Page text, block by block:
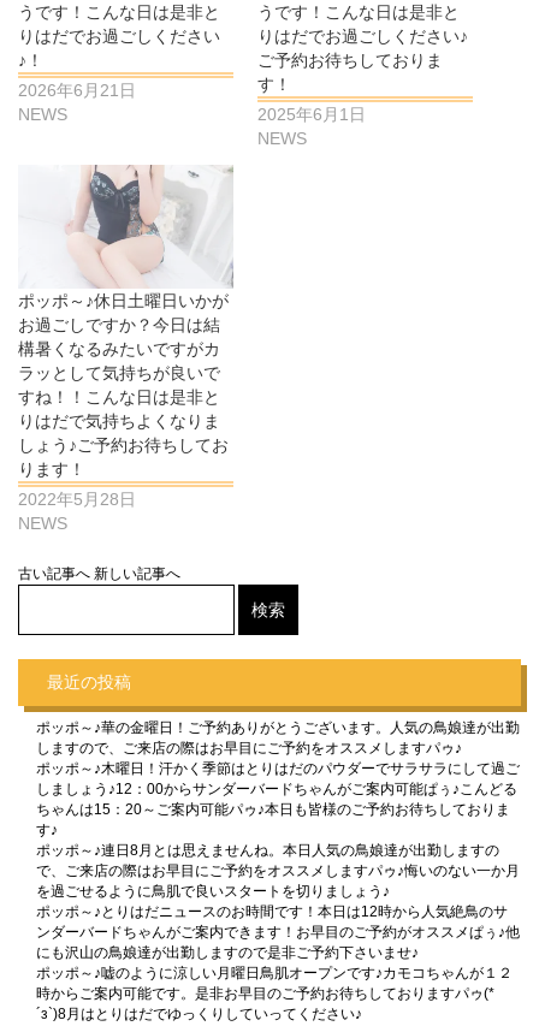
うです！こんな日は是非と
りはだでお過ごしください
♪！
2026年6月21日
NEWS
うです！こんな日は是非と
りはだでお過ごしください♪
ご予約お待ちしておりま
す！
2025年6月1日
NEWS
ポッポ～♪休日土曜日いかが
お過ごしですか？今日は結
構暑くなるみたいですがカ
ラッとして気持ちが良いで
すね！！こんな日は是非と
りはだで気持ちよくなりま
しょう♪ご予約お待ちしてお
ります！
2022年5月28日
NEWS
古い記事へ 新しい記事へ
最近の投稿
ポッポ～♪華の金曜日！ご予約ありがとうございます。人気の鳥娘達が出勤
しますので、ご来店の際はお早目にご予約をオススメしますパゥ♪
ポッポ～♪木曜日！汗かく季節はとりはだのパウダーでサラサラにして過ご
しましょう♪12：00からサンダーバードちゃんがご案内可能ぱぅ♪こんどる
ちゃんは15：20～ご案内可能パゥ♪本日も皆様のご予約お待ちしておりま
す♪
ポッポ～♪連日8月とは思えませんね。本日人気の鳥娘達が出勤しますの
で、ご来店の際はお早目にご予約をオススメしますパゥ♪悔いのない一か月
を過ごせるように鳥肌で良いスタートを切りましょう♪
ポッポ～♪とりはだニュースのお時間です！本日は12時から人気絶鳥のサ
ンダーバードちゃんがご案内できます！お早目のご予約がオススメぱぅ♪他
にも沢山の鳥娘達が出勤しますので是非ご予約下さいませ♪
ポッポ～♪嘘のように涼しい月曜日鳥肌オープンです♪カモコちゃんが１２
時からご案内可能です。是非お早目のご予約お待ちしておりますパゥ(*
´з`)8月はとりはだでゆっくりしていってください♪